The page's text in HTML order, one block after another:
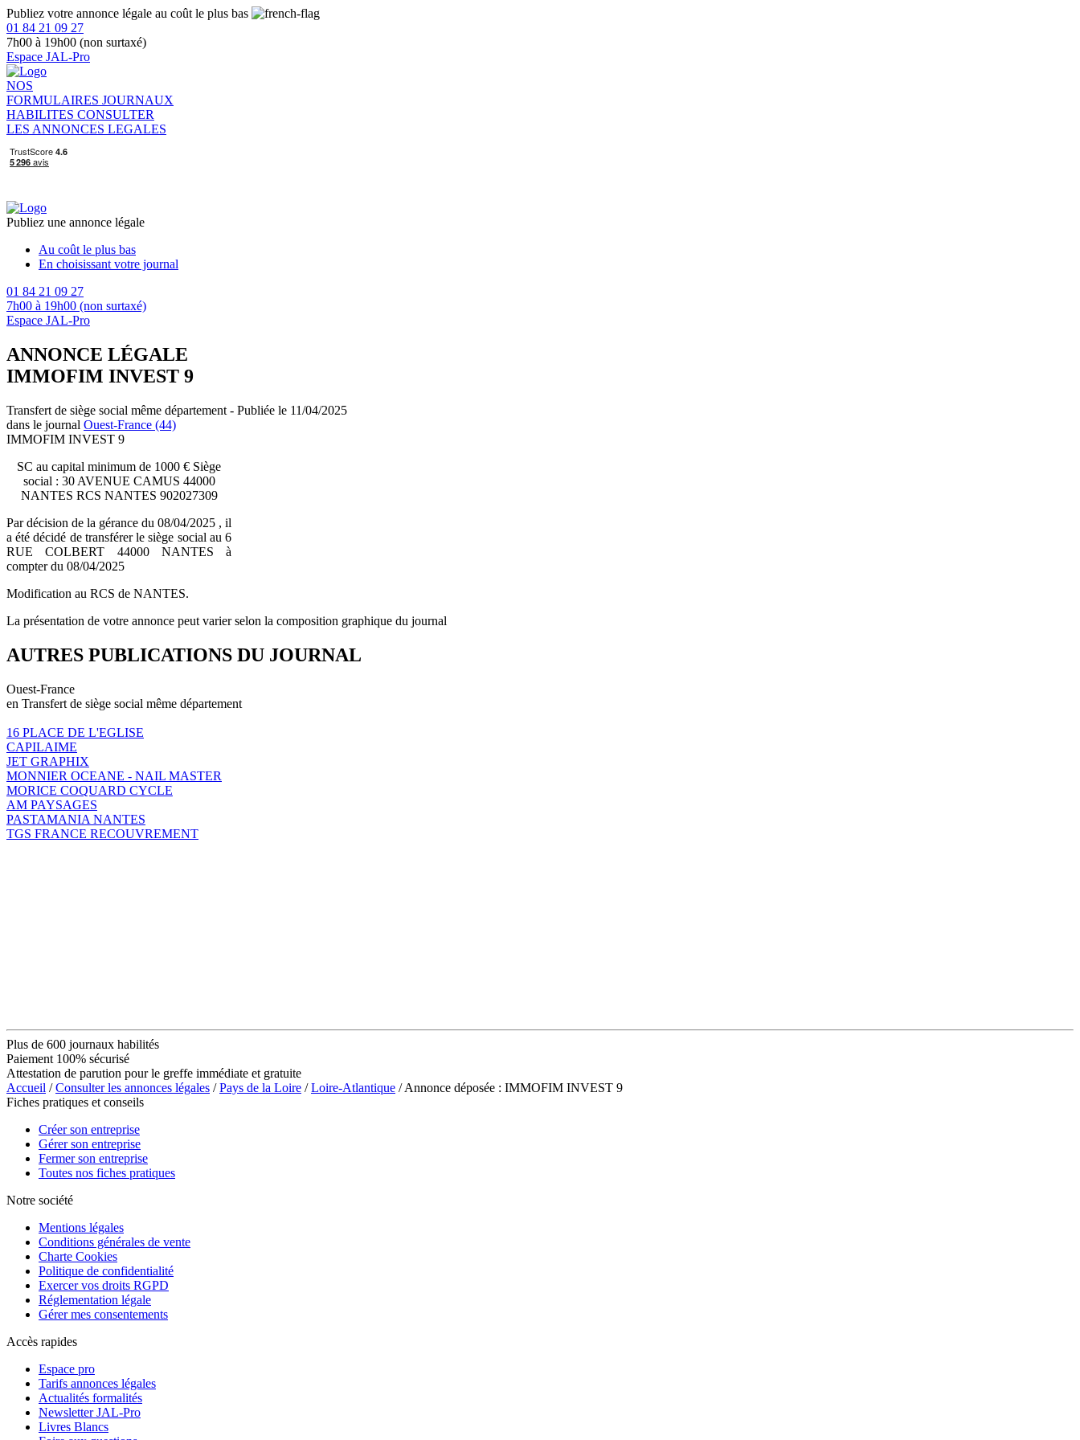
Publiez votre annonce légale au coût le plus bas
01 84 21 09 27
7h00 à 19h00 (non surtaxé)
Espace JAL-Pro
NOS
FORMULAIRES JOURNAUX
HABILITES CONSULTER
LES ANNONCES LEGALES
Publiez une annonce légale
Au coût le plus bas
En choisissant votre journal
01 84 21 09 27
7h00 à 19h00 (non surtaxé)
Espace JAL-Pro
ANNONCE LÉGALE
IMMOFIM INVEST 9
Transfert de siège social même département - Publiée le 11/04/2025
dans le journal Ouest-France (44)
IMMOFIM INVEST 9
SC au capital minimum de 1000 € Siège
social : 30 AVENUE CAMUS 44000
NANTES RCS NANTES 902027309
Par décision de la gérance du 08/04/2025 , il
a été décidé de transférer le siège social au 6
RUE COLBERT 44000 NANTES à
compter du 08/04/2025
Modification au RCS de NANTES.
La présentation de votre annonce peut varier selon la composition graphique du journal
AUTRES PUBLICATIONS DU JOURNAL
Ouest-France
en Transfert de siège social même département
16 PLACE DE L'EGLISE
CAPILAIME
JET GRAPHIX
MONNIER OCEANE - NAIL MASTER
MORICE COQUARD CYCLE
AM PAYSAGES
PASTAMANIA NANTES
TGS FRANCE RECOUVREMENT
Plus de 600 journaux habilités
Paiement 100% sécurisé
Attestation de parution pour le greffe immédiate et gratuite
Accueil /Consulter les annonces légales /Pays de la Loire /Loire-Atlantique / Annonce déposée : IMMOFIM INVEST 9
Fiches pratiques et conseils
Créer son entreprise
Gérer son entreprise
Fermer son entreprise
Toutes nos fiches pratiques
Notre société
Mentions légales
Conditions générales de vente
Charte Cookies
Politique de confidentialité
Exercer vos droits RGPD
Réglementation légale
Gérer mes consentements
Accès rapides
Espace pro
Tarifs annonces légales
Actualités formalités
Newsletter JAL-Pro
Livres Blancs